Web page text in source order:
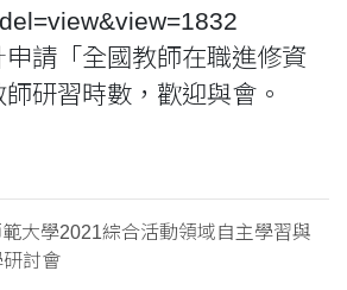
申請「全國教師在職進修資
研習時數，歡迎與會。
大學2021綜合活動領域自主學習與
討會